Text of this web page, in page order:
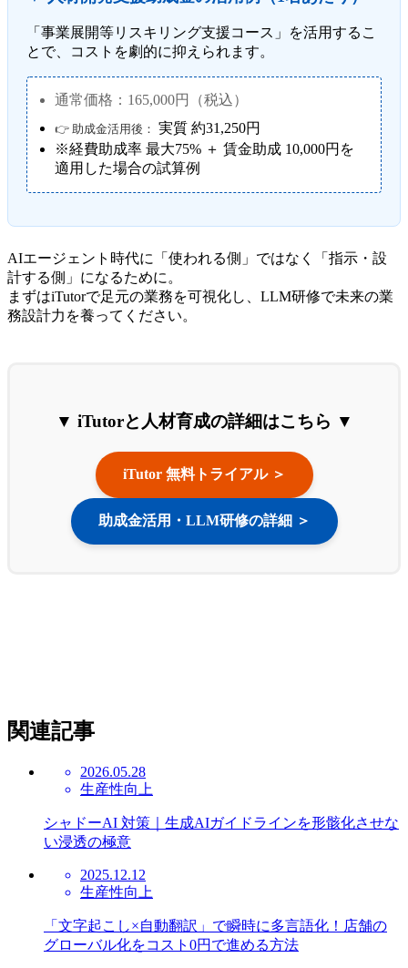
「事業展開等リスキリング支援コース」を活用するこ
とで、コストを劇的に抑えられます。
通常価格：165,000円（税込）
👉 助成金活用後：
実質 約31,250円
※経費助成率 最大75% ＋ 賃金助成 10,000円を
適用した場合の試算例
AIエージェント時代に「使われる側」ではなく「指示・設
計する側」になるために。
まずはiTutorで足元の業務を可視化し、LLM研修で未来の業
務設計力を養ってください。
▼ iTutorと人材育成の詳細はこちら ▼
iTutor 無料トライアル ＞
助成金活用・LLM研修の詳細 ＞
関連記事
2026.05.28
生産性向上
シャドーAI 対策｜生成AIガイドラインを形骸化させな
い浸透の極意
2025.12.12
生産性向上
「文字起こし×自動翻訳」で瞬時に多言語化！店舗の
グローバル化をコスト0円で進める方法